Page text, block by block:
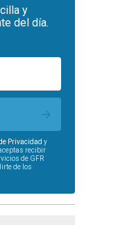
y
del día.
Privacidad y
recibir
de GFR
de los